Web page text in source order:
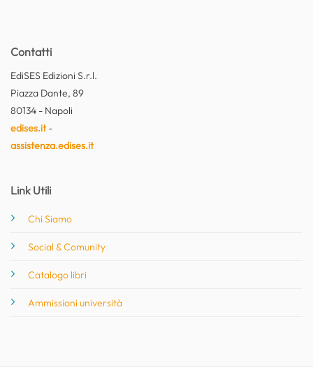
Contatti
EdiSES Edizioni S.r.l.
Piazza Dante, 89
80134 - Napoli
edises.it-
assistenza.edises.it
Link Utili
Chi Siamo
Social & Comunity
Catalogo libri
Ammissioni università